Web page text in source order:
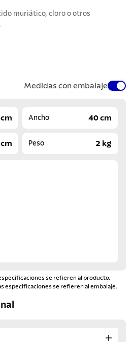
muriático, cloro o otros
Medidas con embalaje
Ancho 40 cm
Peso 2 kg
se refieren al producto.
especificaciones se refieren al embalaje.